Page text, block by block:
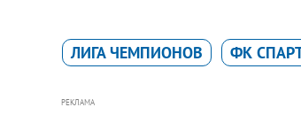
ЛИГА ЧЕМПИОНОВ ФК
РЕКЛАМА